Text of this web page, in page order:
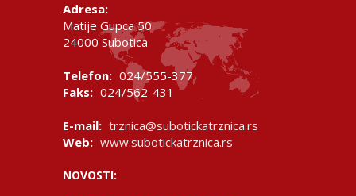
Adresa:
Matije Gupca 50
24000 Subotica
Telefon: 024/555-377
Faks: 024/562-431
E-mail: trznica@subotickatrznica.rs
Web: www.subotickatrznica.rs
NOVOSTI: